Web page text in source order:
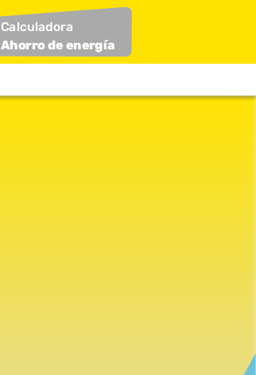
Calculadora
Ahorro de energía